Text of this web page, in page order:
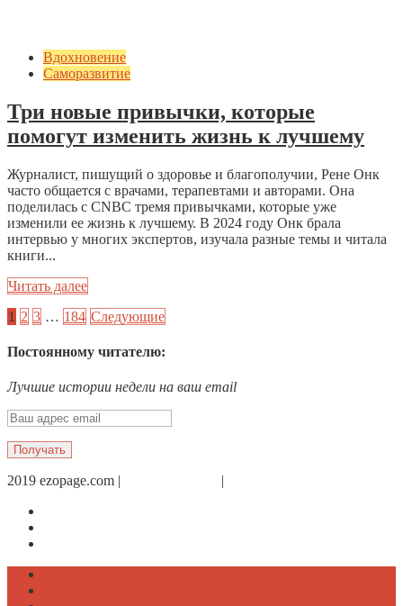
Вдохновение
Саморазвитие
Три новые привычки, которые
помогут изменить жизнь к лучшему
Журналист, пишущий о здоровье и благополучии, Рене Онк
часто общается с врачами, терапевтами и авторами. Она
поделилась с CNBC тремя привычками, которые уже
изменили ее жизнь к лучшему. В 2024 году Онк брала
интервью у многих экспертов, изучала разные темы и читала
книги...
Читать далее
1 2 3 … 184 Следующие
Постоянному читателю:
Лучшие истории недели на ваш email
2019 ezopage.com |